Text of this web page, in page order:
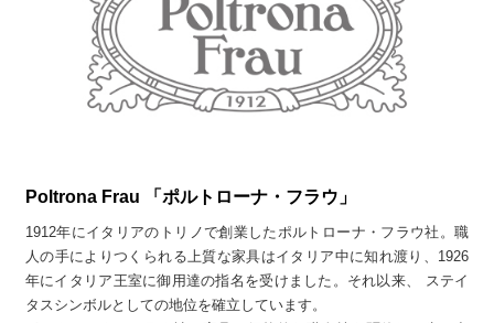
Poltrona Frau 「ポルトローナ・フラウ」
1912年にイタリアのトリノで創業したポルトローナ・フラウ社。職
人の手によりつくられる上質な家具はイタリア中に知れ渡り、1926
年にイタリア王室に御用達の指名を受けました。それ以来、 ステイ
タスシンボルとしての地位を確立しています。